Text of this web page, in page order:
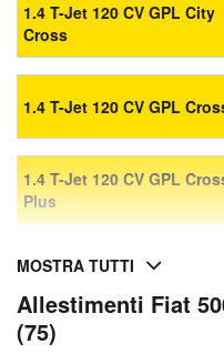
1.4 T-Jet 120 CV GPL City
Cross
1.4 T-Jet 120 CV GPL
1.4 T-Jet 120 CV GPL
Plus
MOSTRA TUTTI
Allestimenti Fiat
(75)